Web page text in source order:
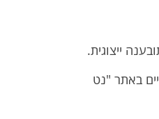
ייצוגית.
באתר "נט